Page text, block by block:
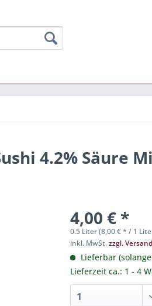
4.2% Säure
4,00 € *
0.5 Liter (8,00 € * / 1
inkl. MwSt.zzgl.
Lieferbar
Lieferzeit ca.: 1 - 4